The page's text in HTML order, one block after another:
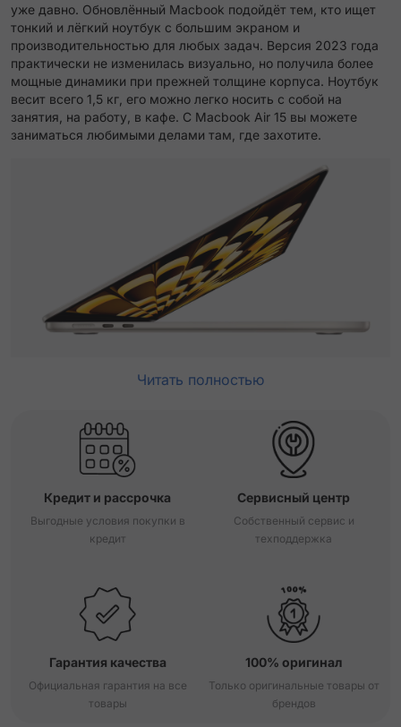
уже давно. Обновлённый Macbook подойдёт тем, кто ищет
тонкий и лёгкий ноутбук с большим экраном и
производительностью для любых задач. Версия 2023 года
практически не изменилась визуально, но получила более
мощные динамики при прежней толщине корпуса. Ноутбук
весит всего 1,5 кг, его можно легко носить с собой на
занятия, на работу, в кафе. С Macbook Air 15 вы можете
заниматься любимыми делами там, где захотите.
Читать полностью
Кредит и рассрочка
Выгодные условия покупки в
кредит
Сервисный центр
Собственный сервис и
техподдержка
Гарантия качества
Официальная гарантия на все
товары
100% оригинал
Только оригинальные товары от
брендов